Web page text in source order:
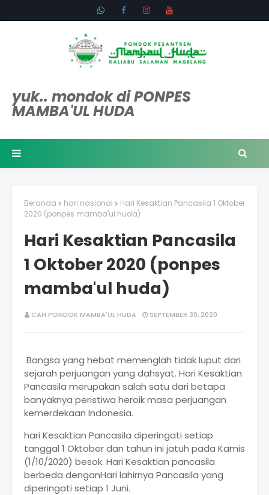
yuk.. mondok di PONPES
MAMBA'UL HUDA
Beranda hari nasional
Hari Kesaktian Pancasila 1 Oktober
2020 (ponpes mamba'ul huda)
Hari Kesaktian Pancasila
1 Oktober 2020 (ponpes
mamba'ul huda)
CAH PONDOK MAMBA'UL HUDA SEPTEMBER 30, 2020
Bangsa yang hebat memenglah tidak luput dari
sejarah perjuangan yang dahsyat. Hari Kesaktian
Pancasila merupakan salah satu dari betapa
banyaknya peristiwa heroik masa perjuangan
kemerdekaan Indonesia.
hari Kesaktian Pancasila diperingati setiap
tanggal 1 Oktober dan tahun ini jatuh pada Kamis
(1/10/2020) besok. Hari Kesaktian pancasila
berbeda denganHari lahirnya Pancasila yang
diperingati setiap 1 Juni.